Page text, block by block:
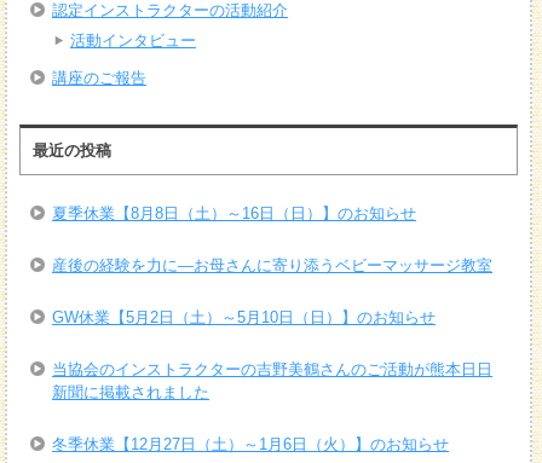
認定インストラクターの活動紹介
活動インタビュー
講座のご報告
最近の投稿
夏季休業【8月8日（土）～16日（日）】のお知らせ
産後の経験を力に―お母さんに寄り添うベビーマッサージ教室
GW休業【5月2日（土）～5月10日（日）】のお知らせ
当協会のインストラクターの吉野美鶴さんのご活動が熊本日日
新聞に掲載されました
冬季休業【12月27日（土）～1月6日（火）】のお知らせ